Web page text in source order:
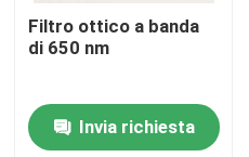
Controllo di qualità
Contattaci
Filtro ottico a banda
di 650 nm
Invia richiesta